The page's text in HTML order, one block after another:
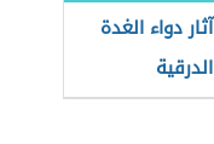
آثار دواء الغدة
الدرقية